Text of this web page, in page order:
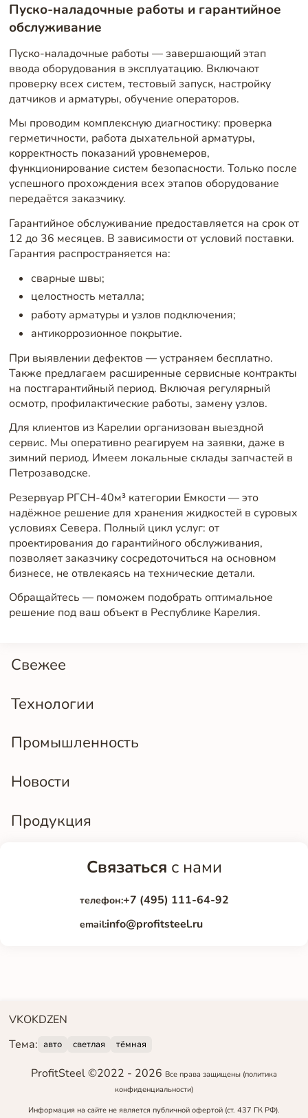
Свежее
Технологии
Промышленность
Новости
Продукция
Пуско-наладочные работы и гарантийное
обслуживание
Пуско-наладочные работы — завершающий этап
ввода оборудования в эксплуатацию. Включают
проверку всех систем, тестовый запуск, настройку
датчиков и арматуры, обучение операторов.
Мы проводим комплексную диагностику: проверка
герметичности, работа дыхательной арматуры,
корректность показаний уровнемеров,
функционирование систем безопасности. Только после
успешного прохождения всех этапов оборудование
передаётся заказчику.
Гарантийное обслуживание предоставляется на срок от
12 до 36 месяцев. В зависимости от условий поставки.
Гарантия распространяется на:
сварные швы;
целостность металла;
работу арматуры и узлов подключения;
антикоррозионное покрытие.
При выявлении дефектов — устраняем бесплатно.
Также предлагаем расширенные сервисные контракты
на постгарантийный период. Включая регулярный
осмотр, профилактические работы, замену узлов.
Для клиентов из Карелии организован выездной
сервис. Мы оперативно реагируем на заявки, даже в
зимний период. Имеем локальные склады запчастей в
Петрозаводске.
Резервуар РГСН-40м³ категории Емкости — это
надёжное решение для хранения жидкостей в суровых
условиях Севера. Полный цикл услуг: от
проектирования до гарантийного обслуживания,
позволяет заказчику сосредоточиться на основном
бизнесе, не отвлекаясь на технические детали.
Обращайтесь — поможем подобрать оптимальное
решение под ваш объект в Республике Карелия.
Связаться с нами
телефон:+7 (495) 111-64-92
email:info@profitsteel.ru
VKOKDZEN
Тема: авто светлая тёмная
ProfitSteel ©2022 - 2026 Все права защищены (политика
конфиденциальности)
Информация на сайте не является публичной офертой (ст. 437 ГК РФ).